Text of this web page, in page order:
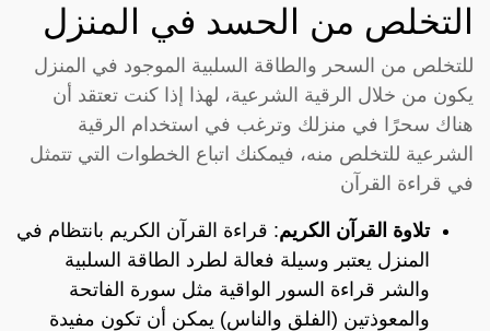
التخلص من الحسد في المنزل
للتخلص من السحر والطاقة السلبية الموجود في المنزل
يكون من خلال الرقية الشرعية، لهذا إذا كنت تعتقد أن
هناك سحرًا في منزلك وترغب في استخدام الرقية
الشرعية للتخلص منه، فيمكنك اتباع الخطوات التي تتمثل
في قراءة القرآن
تلاوة القرآن الكريم: قراءة القرآن الكريم بانتظام في
المنزل يعتبر وسيلة فعالة لطرد الطاقة السلبية
والشر قراءة السور الواقية مثل سورة الفاتحة
والمعوذتين (الفلق والناس) يمكن أن تكون مفيدة